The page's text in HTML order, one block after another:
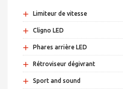
+ Limiteur de vitesse
+ Cligno LED
+ Phares arrière LED
+ Rétroviseur dégivrant
+ Sport and sound